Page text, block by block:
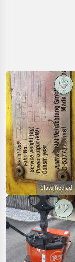
Classified ad